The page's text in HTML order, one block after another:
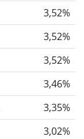
3,52%
3,52%
3,52%
3,46%
3,35%
3,02%